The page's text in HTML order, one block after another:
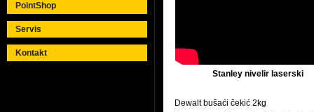
PointShop
Servis
Kontakt
Stanley nivelir laserski
Dewalt bušaći čekić 2kg